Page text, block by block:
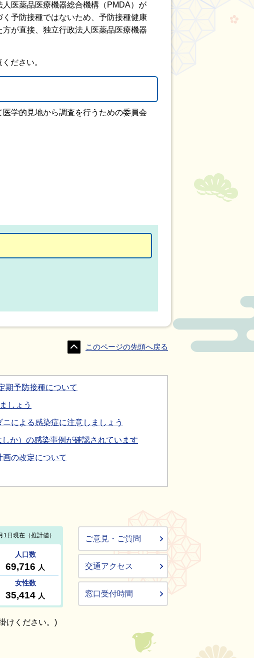
医薬品医療機器総合機構（PMDA）が
予防接種ではないため、予防接種健康
が直接、独立行政法人医薬品医療機器
ださい。
学的見地から調査を行うための委員会
このページの先頭へ戻る
期予防接種について
しょう
ニによる感染症に注意しましょう
しか）の感染事例が確認されています
の改定について
けください。)
ご意見・ご質問
交通アクセス
窓口受付時間